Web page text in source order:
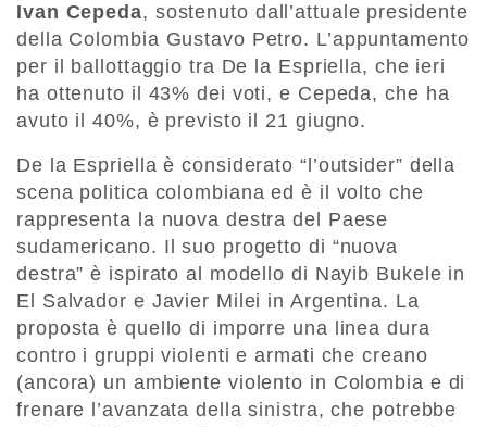
Ivan Cepeda, sostenuto dall’attuale presidente
della Colombia Gustavo Petro. L’appuntamento
per il ballottaggio tra De la Espriella, che ieri
ha ottenuto il 43% dei voti, e Cepeda, che ha
avuto il 40%, è previsto il 21 giugno.
De la Espriella è considerato “l’outsider” della
scena politica colombiana ed è il volto che
rappresenta la nuova destra del Paese
sudamericano. Il suo progetto di “nuova
destra” è ispirato al modello di Nayib Bukele in
El Salvador e Javier Milei in Argentina. La
proposta è quello di imporre una linea dura
contro i gruppi violenti e armati che creano
(ancora) un ambiente violento in Colombia e di
frenare l’avanzata della sinistra, che potrebbe